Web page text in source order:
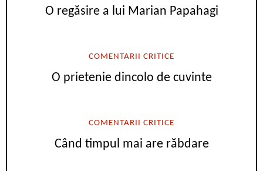
O regăsire a lui Marian Papahagi
COMENTARII CRITICE
O prietenie dincolo de cuvinte
COMENTARII CRITICE
Când timpul mai are răbdare